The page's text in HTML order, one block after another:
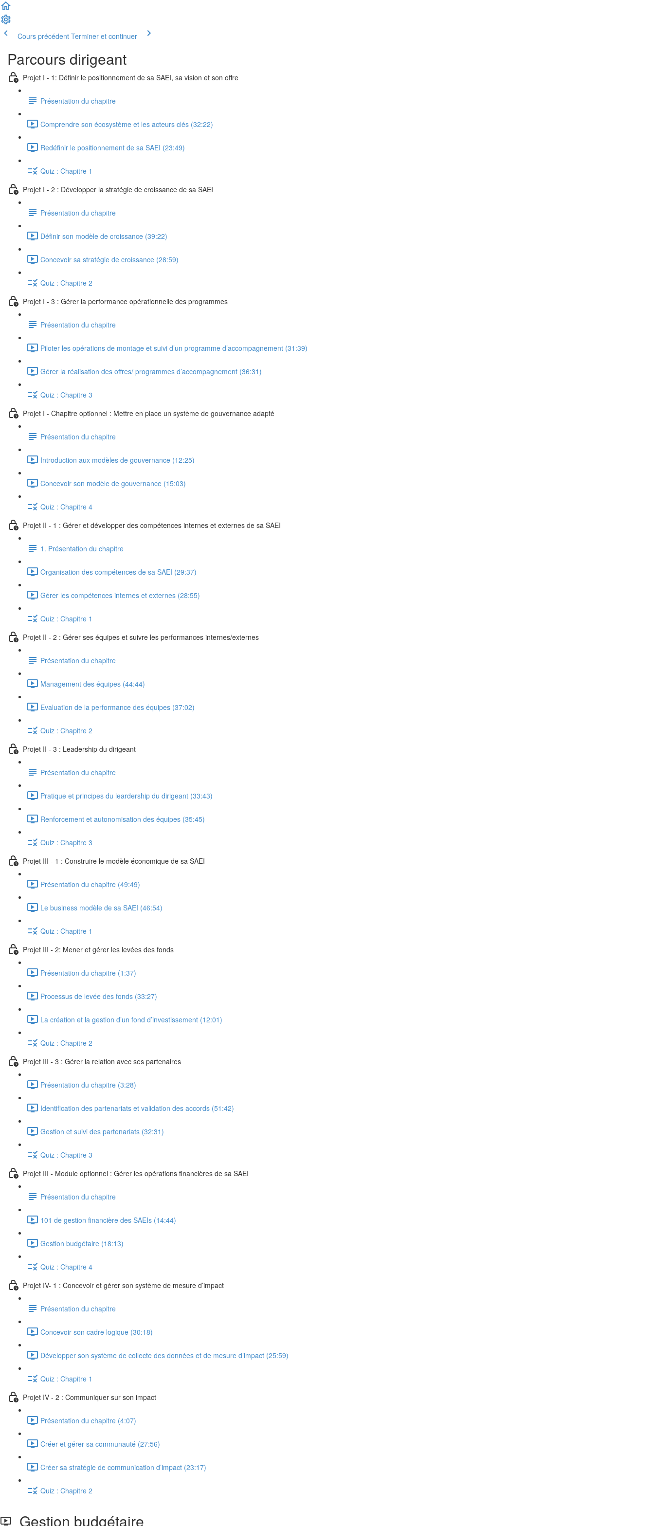
Cours précédent Terminer et continuer
Parcours dirigeant
Projet I - 1: Définir le positionnement de sa SAEI, sa vision et son offre
Présentation du chapitre
Comprendre son écosystème et les acteurs clés (32:22)
Redéfinir le positionnement de sa SAEI (23:49)
Quiz : Chapitre 1
Projet I - 2 : Développer la stratégie de croissance de sa SAEI
Présentation du chapitre
Définir son modèle de croissance (39:22)
Concevoir sa stratégie de croissance (28:59)
Quiz : Chapitre 2
Projet I - 3 : Gérer la performance opérationnelle des programmes
Présentation du chapitre
Piloter les opérations de montage et suivi d’un programme d’accompagnement (31:39)
Gérer la réalisation des offres/ programmes d’accompagnement (36:31)
Quiz : Chapitre 3
Projet I - Chapitre optionnel : Mettre en place un système de gouvernance adapté
Présentation du chapitre
Introduction aux modèles de gouvernance (12:25)
Concevoir son modèle de gouvernance (15:03)
Quiz : Chapitre 4
Projet II - 1 : Gérer et développer des compétences internes et externes de sa SAEI
1. Présentation du chapitre
Organisation des compétences de sa SAEI (29:37)
Gérer les compétences internes et externes (28:55)
Quiz : Chapitre 1
Projet II - 2 : Gérer ses équipes et suivre les performances internes/externes
Présentation du chapitre
Management des équipes (44:44)
Evaluation de la performance des équipes (37:02)
Quiz : Chapitre 2
Projet II - 3 : Leadership du dirigeant
Présentation du chapitre
Pratique et principes du leardership du dirigeant (33:43)
Renforcement et autonomisation des équipes (35:45)
Quiz : Chapitre 3
Projet III - 1 : Construire le modèle économique de sa SAEI
Présentation du chapitre (49:49)
Le business modèle de sa SAEI (46:54)
Quiz : Chapitre 1
Projet III - 2: Mener et gérer les levées des fonds
Présentation du chapitre (1:37)
Processus de levée des fonds (33:27)
La création et la gestion d’un fond d’investissement (12:01)
Quiz : Chapitre 2
Projet III - 3 : Gérer la relation avec ses partenaires
Présentation du chapitre (3:28)
Identification des partenariats et validation des accords (51:42)
Gestion et suivi des partenariats (32:31)
Quiz : Chapitre 3
Projet III - Module optionnel : Gérer les opérations financières de sa SAEI
Présentation du chapitre
101 de gestion financière des SAEIs (14:44)
Gestion budgétaire (18:13)
Quiz : Chapitre 4
Projet IV- 1 : Concevoir et gérer son système de mesure d’impact
Présentation du chapitre
Concevoir son cadre logique (30:18)
Développer son système de collecte des données et de mesure d’impact (25:59)
Quiz : Chapitre 1
Projet IV - 2 : Communiquer sur son impact
Présentation du chapitre (4:07)
Créer et gérer sa communauté (27:56)
Créer sa stratégie de communication d’impact (23:17)
Quiz : Chapitre 2
Gestion budgétaire